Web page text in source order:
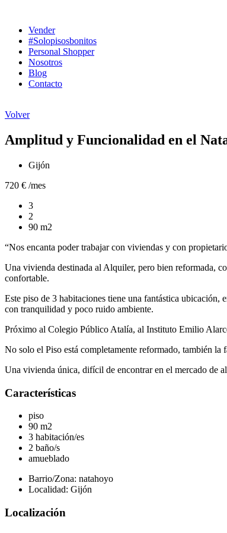
contenidoVender
#Solopisosbonitos
Personal Shopper
Nosotros
Blog
Contacto
Volver
Amplitud y Funcionalidad en el
Gijón
720 € /mes
3
2
90 m2
“Nos encanta poder trabajar con viviendas y con
Una vivienda destinada al Alquiler, pero bien reformada,
confortable.
Este piso de 3 habitaciones tiene una fantástica
con tranquilidad y poco ruido ambiente.
Próximo al Colegio Público Atalía, al Instituto Emilio
No solo el Piso está completamente reformado, también
Una vivienda única, difícil de encontrar en el mercado de
Características
piso
90 m2
3 habitación/es
2 baño/s
amueblado
Barrio/Zona: natahoyo
Localidad: Gijón
Localización